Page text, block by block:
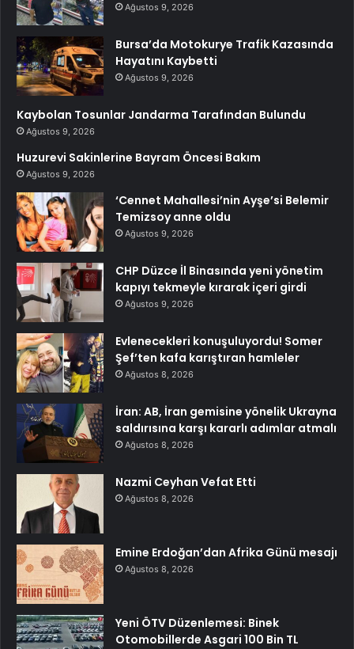
Ağustos 9, 2026
Bursa’da Motokurye Trafik Kazasında
Hayatını Kaybetti
Ağustos 9, 2026
Kaybolan Tosunlar Jandarma Tarafından Bulundu
Ağustos 9, 2026
Huzurevi Sakinlerine Bayram Öncesi Bakım
Ağustos 9, 2026
‘Cennet Mahallesi’nin Ayşe’si Belemir
Temizsoy anne oldu
Ağustos 9, 2026
CHP Düzce İl Binasında yeni yönetim
kapıyı tekmeyle kırarak içeri girdi
Ağustos 9, 2026
Evlenecekleri konuşuluyordu! Somer
Şef’ten kafa karıştıran hamleler
Ağustos 8, 2026
İran: AB, İran gemisine yönelik Ukrayna
saldırısına karşı kararlı adımlar atmalı
Ağustos 8, 2026
Nazmi Ceyhan Vefat Etti
Ağustos 8, 2026
Emine Erdoğan’dan Afrika Günü mesajı
Ağustos 8, 2026
Yeni ÖTV Düzenlemesi: Binek
Otomobillerde Asgari 100 Bin TL